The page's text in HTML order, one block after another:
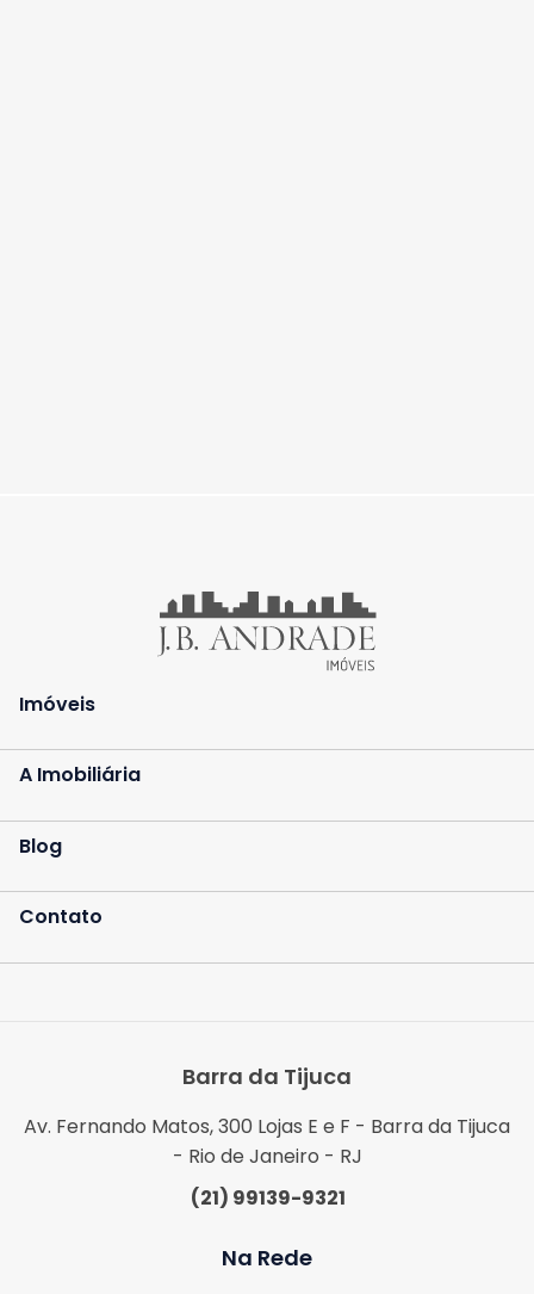
Imóveis
A Imobiliária
Blog
Contato
Barra da Tijuca
Av. Fernando Matos, 300 Lojas E e F - Barra da Tijuca
- Rio de Janeiro - RJ
(21) 99139-9321
Na Rede